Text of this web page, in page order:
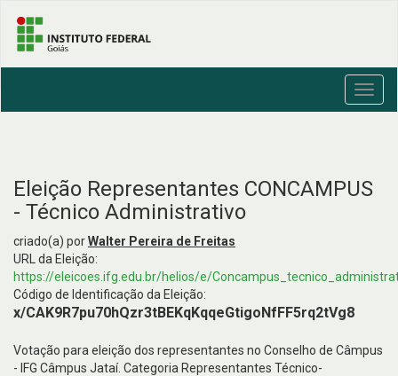
Eleição Representantes CONCAMPUS
- Técnico Administrativo
criado(a) porWalter Pereira de Freitas
URL da Eleição:
https://eleicoes.ifg.edu.br/helios/e/
Código de Identificação da Eleição:
x/CAK9R7pu70hQzr3tBEKqKqqeGtigoNfFF5rq2tVg8
Votação para eleição dos representantes no Conselho de Câmpus
- IFG Câmpus Jataí. Categoria Representantes Técnico-